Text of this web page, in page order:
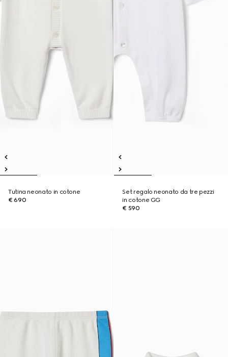
Tutina neonato in cotone
€ 690
Set regalo neonato da tre pezzi
in cotone GG
€ 590